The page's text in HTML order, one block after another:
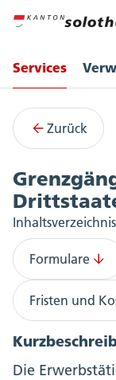
Services
Zurück
Inhaltsverzeichnis
Formulare
Fristen und
Die